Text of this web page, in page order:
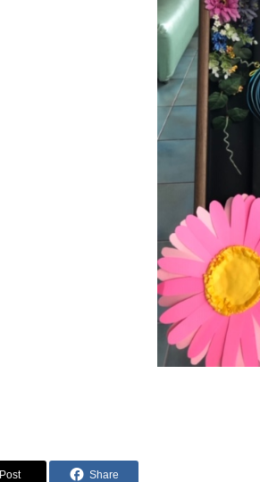
Post Share